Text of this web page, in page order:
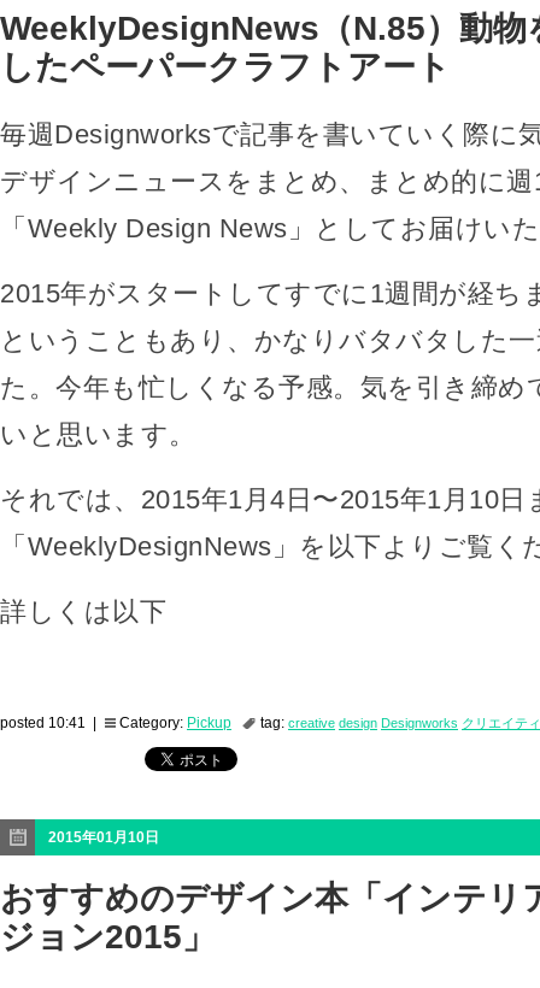
WeeklyDesignNews（N.85）動物
したペーパークラフトアート
毎週Designworksで記事を書いていく際に
デザインニュースをまとめ、まとめ的に週
「Weekly Design News」としてお届けい
2015年がスタートしてすでに1週間が経ち
ということもあり、かなりバタバタした
た。今年も忙しくなる予感。気を引き締
いと思います。
それでは、2015年1月4日〜2015年1月10日
「WeeklyDesignNews」を以下よりご覧く
詳しくは以下
posted 10:41 | Category: Pickup tag: creative design Designworks クリエイテ
2015年01月10日
おすすめのデザイン本「インテリ
ジョン2015」